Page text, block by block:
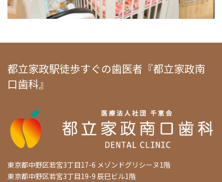
都立家政駅徒歩すぐの歯医者『都立家政南
口歯科』
東京都中野区若宮3丁目17-6 メゾンドグリシーヌ1階
東京都中野区若宮3丁目19-9 辰巳ビル1階